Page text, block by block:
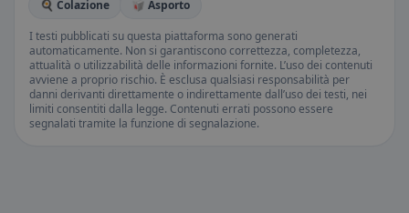
🍳 Colazione
🥡 Asporto
I testi pubblicati su questa piattaforma sono generati
automaticamente. Non si garantiscono correttezza, completezza,
attualità o utilizzabilità delle informazioni fornite. L’uso dei contenuti
avviene a proprio rischio. È esclusa qualsiasi responsabilità per
danni derivanti direttamente o indirettamente dall’uso dei testi, nei
limiti consentiti dalla legge. Contenuti errati possono essere
segnalati tramite la funzione di segnalazione.